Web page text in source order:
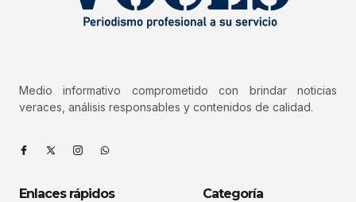
Medio informativo comprometido con brindar noticias
veraces, análisis responsables y contenidos de calidad.
Enlaces rápidos Categoría